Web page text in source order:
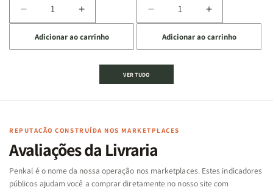
Diminuir
a
quantidade
de
Cartas
Famílias
Bíblia
-
Penkal
Aumentar
a
quantidade
de
Jogo
Cartas
Famílias
da
Bíblia
-
Penkal
Adicionar ao carrinho
Diminuir
a
quantidade
de
Jogo
|
de
Aumentar
a
quantidade
de
|
Adicionar ao carrinho
VER TUDO
REPUTAÇÃO CONSTRUÍDA NOS MARKETPLACES
Avaliações da Livraria
Penkal é o nome da nossa operação nos marketplaces. Estes indicadores
públicos ajudam você a comprar diretamente no nosso site com